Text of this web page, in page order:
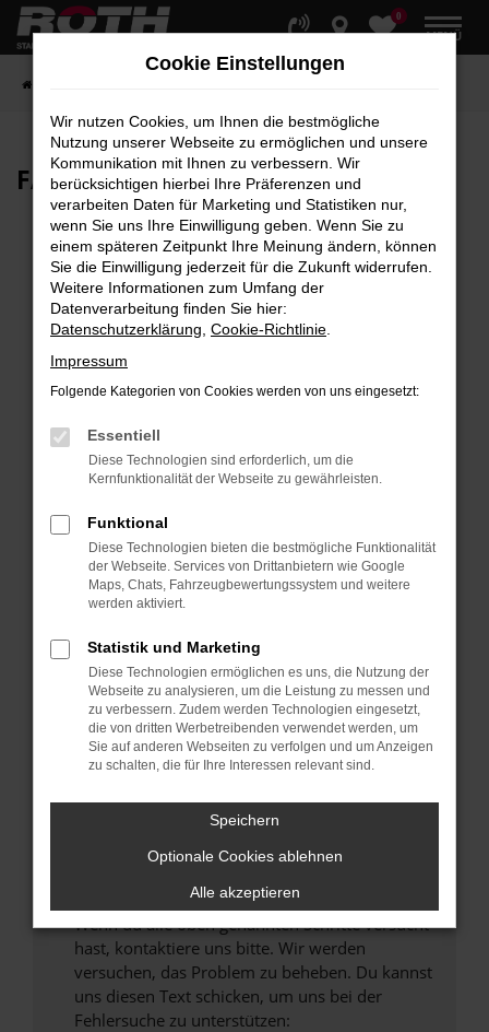
Zum
Hauptinhalt
0
MENÜ
FAHRZEUG-SHOWROOM
Fehler: Network Error
Beim Laden ist ein Fehler aufgetreten.
Hier sind ein paar Tipps, die dir helfen können:
Überprüfe deine Firewall und deine
Laden andere Webseiten, zum Beispiel deine
Suchmaschine?
Prüfe deine Browsererweiterungen.
Manche Erweiterungen, wie Werbeblocker,
können das Laden bestimmter Seiten
verhindern. Funktioniert die Seite in einem
anderen Browser oder in einem privaten
Fenster?
Starte dein Gerät neu.
Das kann manchmal helfen, vorübergehende
Probleme zu beheben.
Stelle sicher, dass dein Browser und dein
Betriebssystem auf dem neuesten Stand
sind.
Sicherheitsrisiko, sondern kann auch dazu
unterstützt werden.
Wende dich an den Webseitenbetreiber.
Wenn du alle oben genannten Schritte versucht
hast, kontaktiere uns bitte. Wir werden
versuchen, das Problem zu beheben. Du kannst
uns diesen Text schicken, um uns bei der
Fehlersuche zu unterstützen:
Cookie Einstellungen
Wir nutzen Cookies, um Ihnen die bestmögliche
Nutzung unserer Webseite zu ermöglichen und unsere
Kommunikation mit Ihnen zu verbessern. Wir
berücksichtigen hierbei Ihre Präferenzen und
verarbeiten Daten für Marketing und Statistiken nur,
wenn Sie uns Ihre Einwilligung geben. Wenn Sie zu
einem späteren Zeitpunkt Ihre Meinung ändern, können
Sie die Einwilligung jederzeit für die Zukunft widerrufen.
Weitere Informationen zum Umfang der
Datenverarbeitung finden Sie hier:
Datenschutzerklärung Cookie-Richtlinie
Impressum
Folgende Kategorien von Cookies werden von uns eingesetzt:
Essentiell
Diese Technologien sind erforderlich, um die
Kernfunktionalität der Webseite zu gewährleisten.
Funktional
Diese Technologien bieten die bestmögliche Funktionalität
der Webseite. Services von Drittanbietern wie Google
Maps, Chats, Fahrzeugbewertungssystem und weitere
werden aktiviert.
Statistik und Marketing
Diese Technologien ermöglichen es uns, die Nutzung der
Webseite zu analysieren, um die Leistung zu messen und
zu verbessern. Zudem werden Technologien eingesetzt,
die von dritten Werbetreibenden verwendet werden, um
Sie auf anderen Webseiten zu verfolgen und um Anzeigen
zu schalten, die für Ihre Interessen relevant sind.
Speichern
Optionale Cookies ablehnen
Alle akzeptieren